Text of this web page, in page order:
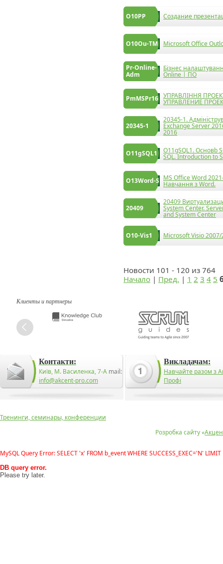
O10PP Создание
О10Ou-TM Microsoft Office
Pr-Online-
Adm
Бізнес
Online | ПО
PmMSPr16 УПРАВЛІННЯ
УПРАВЛЕНИЕ
20345-1
20345-1.
Exchange Server
2016
O11gSQL1 O11gSQL1. Основb
SQL. Introduction to
O13Word-S MS Office Word
Навчання з Word.
20409
20409
System Center.
and System Center
O10-Vis1 Microsoft Visio
Новости 101 - 120 из 764
Начало | Пред. | 1 2 3 4 5
Клиенты и партнеры
Контакти:
Київ, М. Василенка, 7-А mail:
info@akcent-pro.com
Викладачам:
Навчайте разом з
Профі
Розробка сайту «
Тренинги, семинары, конференции
MySQL Query Error: SELECT 'x' FROM b_event WHERE SUCCESS_EXEC='N' LIMIT
DB query error.
Please try later.